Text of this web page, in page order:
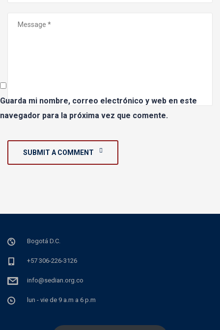
Guarda mi nombre, correo electrónico y web en este
navegador para la próxima vez que comente.
SUBMIT A COMMENT
Bogotá D.C.
+57 306-226-3126
info@sedian.org.co
lun - vie de 9 a.m a 6 p.m